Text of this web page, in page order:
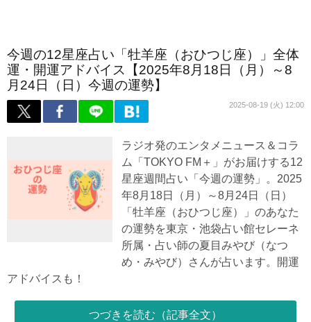
今週の12星座占い「牡羊座（おひつじ座）」全体
運・開運アドバイス【2025年8月18日（月）～8
月24日（日）今週の運勢】
2025-08-19 (火) 12:00
ラジオ発のエンタメニュース＆コラ
ム「TOKYO FM＋」がお届けする12
星座週間占い「今週の運勢」。2025
年8月18日（月）～8月24日（日）
「牡羊座（おひつじ座）」のあなた
の運勢を東京・池袋占い館セレーネ
所属・占い師の夏目みやび（なつ
め・みやび）さんが占います。開運
アドバイスも！
つづきを読む（記事全文）